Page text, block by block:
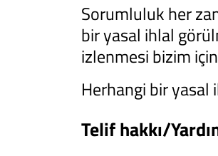
Sorumluluk her
bir yasal ihlal
izlenmesi bizim
Herhangi bir yasal
Telif hakkı/